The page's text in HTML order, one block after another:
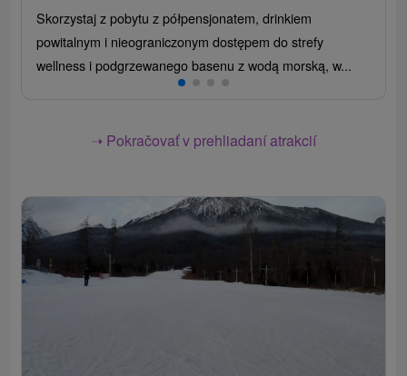
Skorzystaj z pobytu z półpensjonatem, drinkiem
powitalnym i nieograniczonym dostępem do strefy
wellness i podgrzewanego basenu z wodą morską, w...
➝ Pokračovať v prehliadaní atrakcií